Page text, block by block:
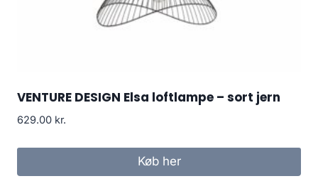
VENTURE DESIGN Elsa loftlampe – sort jern
629.00 kr.
Køb her